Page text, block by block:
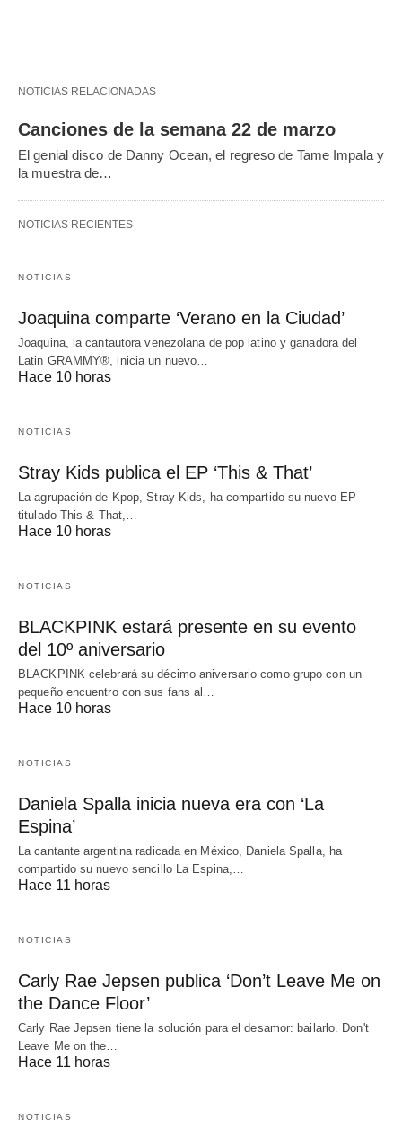
NOTICIAS RELACIONADAS
Canciones de la semana 22 de marzo
El genial disco de Danny Ocean, el regreso de Tame Impala y
la muestra de…
NOTICIAS RECIENTES
NOTICIAS
Joaquina comparte ‘Verano en la Ciudad’
Joaquina, la cantautora venezolana de pop latino y ganadora del
Latin GRAMMY®, inicia un nuevo…
Hace 10 horas
NOTICIAS
Stray Kids publica el EP ‘This & That’
La agrupación de Kpop, Stray Kids, ha compartido su nuevo EP
titulado This & That,…
Hace 10 horas
NOTICIAS
BLACKPINK estará presente en su evento
del 10º aniversario
BLACKPINK celebrará su décimo aniversario como grupo con un
pequeño encuentro con sus fans al…
Hace 10 horas
NOTICIAS
Daniela Spalla inicia nueva era con ‘La
Espina’
La cantante argentina radicada en México, Daniela Spalla, ha
compartido su nuevo sencillo La Espina,…
Hace 11 horas
NOTICIAS
Carly Rae Jepsen publica ‘Don’t Leave Me on
the Dance Floor’
Carly Rae Jepsen tiene la solución para el desamor: bailarlo. Don't
Leave Me on the…
Hace 11 horas
NOTICIAS